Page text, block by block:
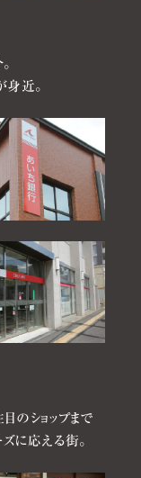
近。
のショップまで
に応える街。